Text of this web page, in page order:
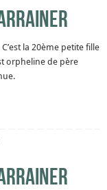
la 20ème petite fille
orpheline de père